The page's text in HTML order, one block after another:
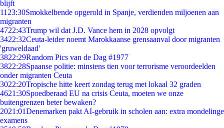
blijft
11 23:30Smokkelbende opgerold in Spanje, verdienden miljoenen aan
migranten
4722:43Trump wil dat J.D. Vance hem in 2028 opvolgt
3422:32Ceuta-leider noemt Marokkaanse grensaanval door migranten
'gruweldaad'
3822:29Random Pics van de Dag #1977
3822:28Spaanse politie: minstens tien voor terrorisme veroordeelden
onder migranten Ceuta
3022:20Tropische hitte keert zondag terug met lokaal 32 graden
4621:30Spoedberaad EU na crisis Ceuta, moeten we onze
buitengrenzen beter bewaken?
2021:01Denemarken pakt AI-gebruik in scholen aan: extra mondelinge
examens